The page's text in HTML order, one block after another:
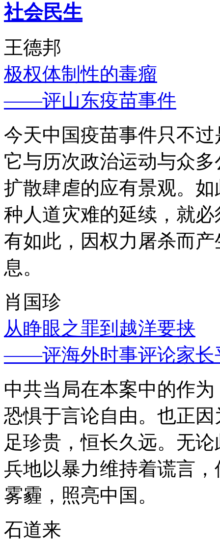
社会民生
王德邦
极权体制性的毒瘤
——评山东疫苗事件
今天中国疫苗事件只不
它与历次政治运动与众
扩散肆虐的应有景观。
种人道灾难的延续，就
有如此，因权力屠杀而
息。
肖国珍
从睁眼之罪到越洋要挟
——评海外时事评论家长
中共当局在本案中的作
恐惧于言论自由。也正
足珍贵，恒长久远。无
兵地以暴力维持着谎言
雾霾，照亮中国。
石道来